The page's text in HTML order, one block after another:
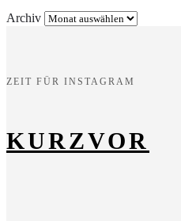
Archiv
ZEIT FÜR INSTAGRAM
KURZVOR